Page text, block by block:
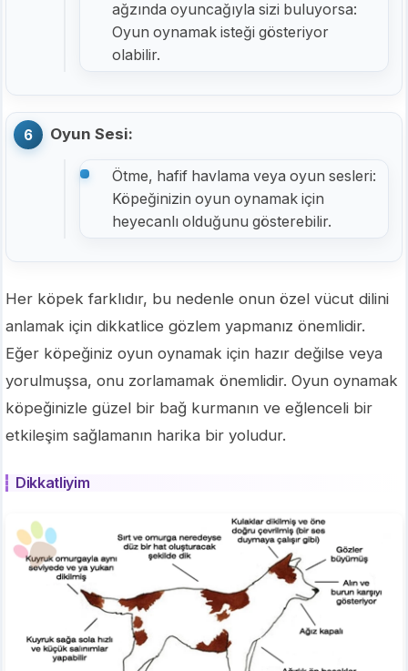
ağzında oyuncağıyla sizi buluyorsa:
Oyun oynamak isteği gösteriyor
olabilir.
Oyun Sesi:
Ötme, hafif havlama veya oyun sesleri:
Köpeğinizin oyun oynamak için
heyecanlı olduğunu gösterebilir.
Her köpek farklıdır, bu nedenle onun özel vücut dilini
anlamak için dikkatlice gözlem yapmanız önemlidir.
Eğer köpeğiniz oyun oynamak için hazır değilse veya
yorulmuşsa, onu zorlamamak önemlidir. Oyun oynamak
köpeğinizle güzel bir bağ kurmanın ve eğlenceli bir
etkileşim sağlamanın harika bir yoludur.
Dikkatliyim